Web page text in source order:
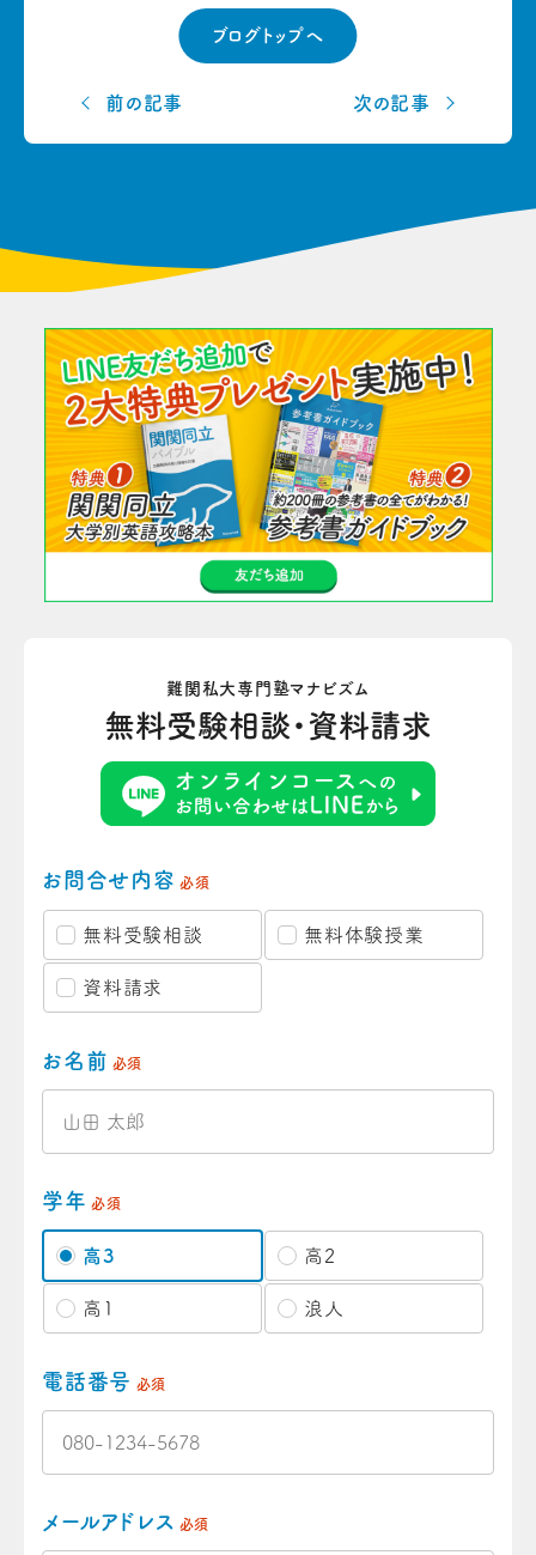
前の記事
ブログトップへ
次の記事
難関私大専門塾マナビズム
無料受験相談・資料請求
お問合せ内容 必須
無料受験相談 無料体験授業
資料請求
お名前 必須
学年 必須
高3 高2
高1 浪人
電話番号 必須
メールアドレス 必須